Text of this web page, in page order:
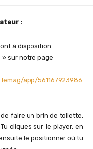
:
à disposition.
» sur notre page
app/561167923986
de faire un brin de toilette.
cliques sur le player, en
le positionner où tu